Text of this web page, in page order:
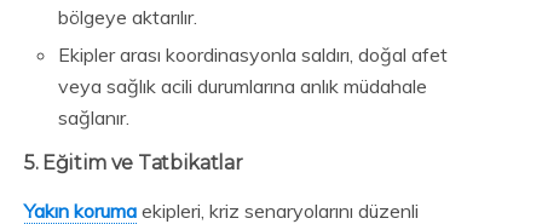
bölgeye aktarılır.
Ekipler arası koordinasyonla saldırı, doğal afet
veya sağlık acili durumlarına anlık müdahale
sağlanır.
5. Eğitim ve Tatbikatlar
Yakın koruma ekipleri, kriz senaryolarını düzenli